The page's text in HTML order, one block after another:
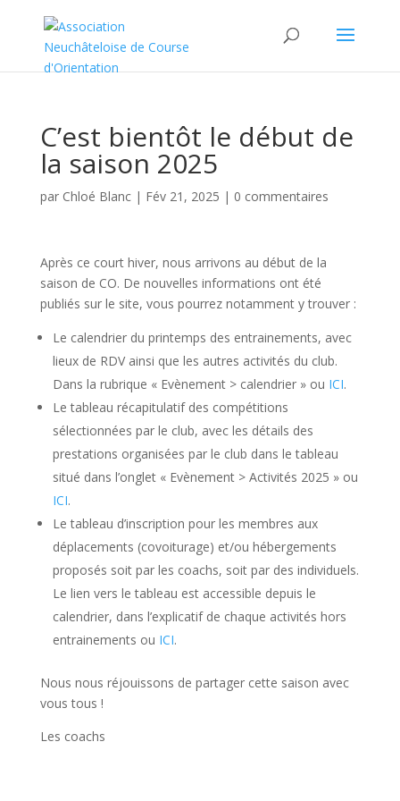
C’est bientôt le début de
la saison 2025
par Chloé Blanc| Fév 21, 2025 | 0 commentaires
Après ce court hiver, nous arrivons au début de la
saison de CO. De nouvelles informations ont été
publiés sur le site, vous pourrez notamment y trouver :
Le calendrier du printemps des entrainements, avec
lieux de RDV ainsi que les autres activités du club.
Dans la rubrique « Evènement > calendrier » ou ICI.
Le tableau récapitulatif des compétitions
sélectionnées par le club, avec les détails des
prestations organisées par le club dans le tableau
situé dans l’onglet « Evènement > Activités 2025 » ou
ICI.
Le tableau d’inscription pour les membres aux
déplacements (covoiturage) et/ou hébergements
proposés soit par les coachs, soit par des individuels.
Le lien vers le tableau est accessible depuis le
calendrier, dans l’explicatif de chaque activités hors
entrainements ou ICI.
Nous nous réjouissons de partager cette saison avec
vous tous !
Les coachs